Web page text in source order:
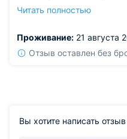
всем. Номер был
для барбекю, всё вкусно,
Читать полностью
Проживание: 21 августа
Отзыв оставлен без
Вы хотите написать